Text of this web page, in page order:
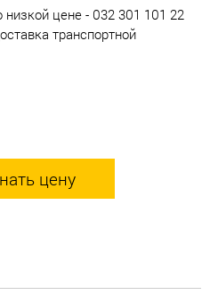
низкой цене - 032 301 101 22
транспортной
цену